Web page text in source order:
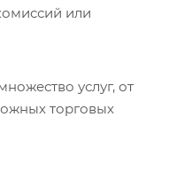
или
услуг, от
торговых